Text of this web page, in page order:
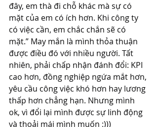
đây, em thà đi chỗ khác mà sự có
mặt của em có ích hơn. Khi công ty
có việc cần, em chắc chắn sẽ có
mặt.” May mắn là mình thỏa thuận
được điều đó với nhiều người. Tất
nhiên, phải chấp nhận đánh đổi: KPI
cao hơn, đồng nghiệp ngứa mắt hơn,
yêu cầu công việc khó hơn hay lương
thấp hơn chẳng hạn. Nhưng mình
ok, vì đổi lại mình được sự linh động
và thoải mái mình muốn :)))